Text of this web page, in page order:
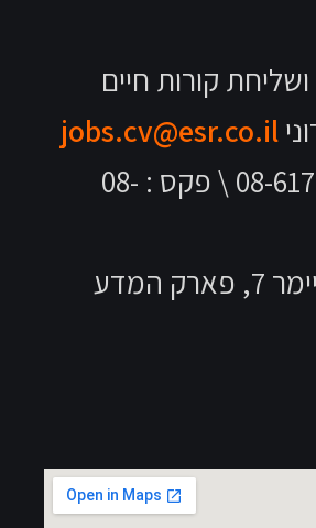
קורות חיים
jobs.cv@esr.co.il
טלפון: 08-6174000 \ פקס : 08-
רחוב אופנהיימר 7, פארק המדע